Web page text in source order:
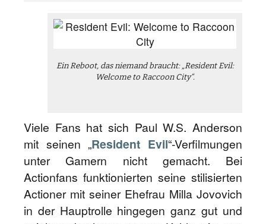
Ein Reboot, das niemand braucht: „Resident Evil:
Welcome to Raccoon City“.
Viele Fans hat sich Paul W.S. Anderson
mit seinen „Resident Evil“-Verfilmungen
unter Gamern nicht gemacht. Bei
Actionfans funktionierten seine stilisierten
Actioner mit seiner Ehefrau Milla Jovovich
in der Hauptrolle hingegen ganz gut und